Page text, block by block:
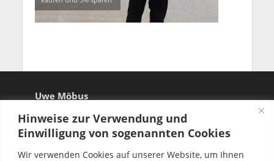
Hinweise zur Verwendung und
Einwilligung von sogenannten Cookies
Wir verwenden Cookies auf unserer Website, um Ihnen
Uwe Möbus